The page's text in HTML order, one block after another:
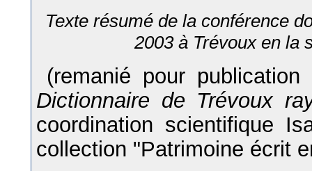
Texte résumé de la conférence
2003 à Trévoux en la
(remanié pour
Dictionnaire de Trévoux
coordination scientifique
collection "Patrimoine écrit